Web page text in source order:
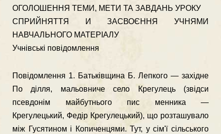
ОГОЛОШЕННЯ ТЕМИ, МЕТИ ТА ЗАВДАНЬ УРОКУ
СПРИЙНЯТТЯ И ЗАСВОЄННЯ УЧНЯМИ
НАВЧАЛЬНОГО МАТЕРІАЛУ
Учнівські повідомлення
Повідомлення 1. Батьківщина Б. Лепкого — західне
По ділля, мальовниче село Крегулець (звідси
псевдонім майбутнього пис менника —
Крегулецький, Федір Крегулецький), що розташувало
між Гусятином і Копиченцями. Тут, у сім'ї сільського